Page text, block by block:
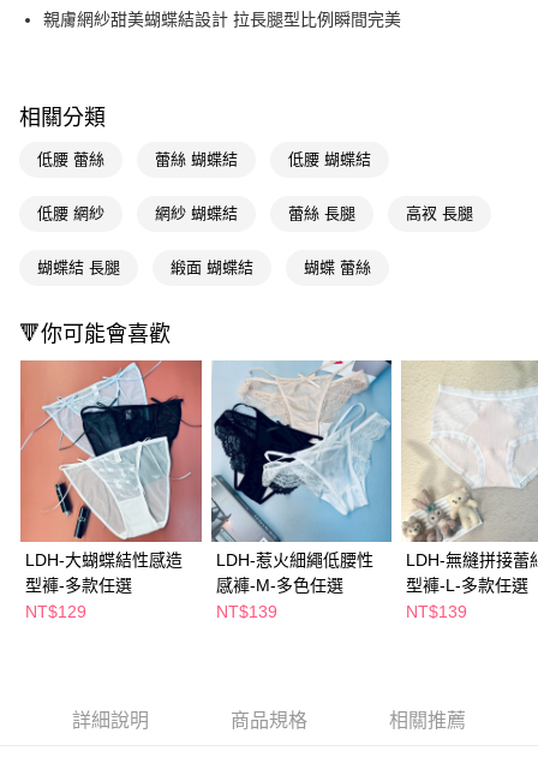
LINE Pay
街口支付
相關說明
便利好安心！
１．簡單：不需註冊會員、不需綁卡、不需儲值。
２．便利：只要手機號碼，簡訊認證，即可結帳。
３．安心：先確認商品／服務後，再付款。
【「AFTEE先享後付」結帳流程】
１．於結帳方式選擇「AFTEE先享後付」後，將跳轉至「AFTEE先享後付」
結帳頁面，進行簡訊認證並確認金額後，即可完成結帳。
２．訂單成立數日內，您將收到繳費通知簡訊。
３．收到繳費通知簡訊後14天內，點擊此簡訊中的連結，可透過四大超商／
ATM／網路銀行／等多元方式進行付款，方視為交易完成。
※ 請注意：結帳手續完成當下不需立刻繳費，但若您需要取消訂單，請聯絡
購買商品的店家。未經商家同意取消之訂單仍視為有效，需透過AFTEE先享
後付繳納相關費用。
【注意事項】
全家取貨付款
每筆NT$65，滿NT$390(含以上)免運費
付款後全家取貨
每筆NT$65，滿NT$390(含以上)免運費
萊爾富取貨付款
每筆NT$65，滿NT$490(含以上)免運費
7-11取貨付款
親膚網紗甜美蝴蝶結設計 拉長腿型比例瞬間完美
相關分類
低腰 蕾絲 蕾絲 蝴蝶結 低腰 蝴蝶結
低腰 網紗 網紗 蝴蝶結 蕾絲 長腿 高衩 長腿
蝴蝶結 長腿 緞面 蝴蝶結 蝴蝶 蕾絲
🔻你可能會喜歡
LDH-大蝴蝶結性感造
型褲-多款任選
NT$129
LDH-惹火細繩低腰性
感褲-M-多色任選
NT$139
LDH-無縫拼接蕾
型褲-L-多款任選
NT$139
詳細說明 商品規格 相關推薦